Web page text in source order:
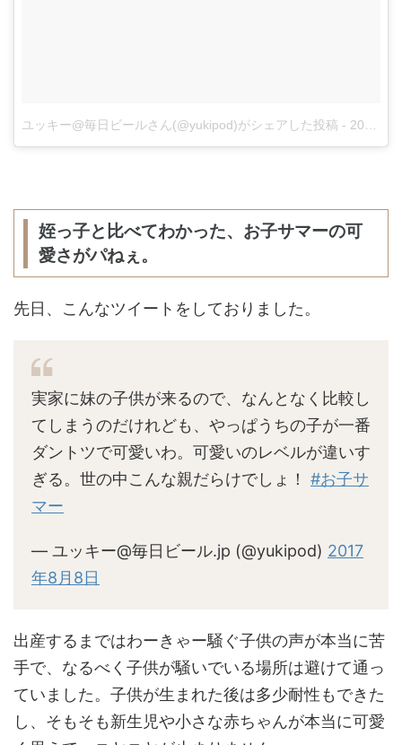
ユッキー@毎日ビールさん(@yukipod)がシェアした投稿 - 2017 8月 6 1:46午前 PDT
姪っ子と比べてわかった、お子サマーの可
愛さがパねぇ。
先日、こんなツイートをしておりました。
実家に妹の子供が来るので、なんとなく比較し
てしまうのだけれども、やっぱうちの子が一番
ダントツで可愛いわ。可愛いのレベルが違いす
ぎる。世の中こんな親だらけでしょ！ #お子サ
マー
— ユッキー@毎日ビール.jp (@yukipod) 2017
年8月8日
出産するまではわーきゃー騒ぐ子供の声が本当に苦
手で、なるべく子供が騒いでいる場所は避けて通っ
ていました。子供が生まれた後は多少耐性もできた
し、そもそも新生児や小さな赤ちゃんが本当に可愛